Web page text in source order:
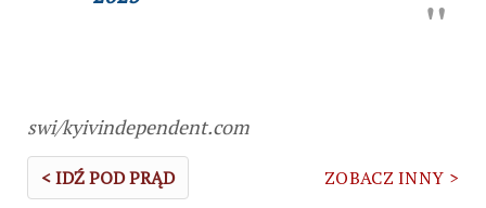
swi/kyivindependent.com
< IDŹ POD PRĄD ZOBACZ INNY >